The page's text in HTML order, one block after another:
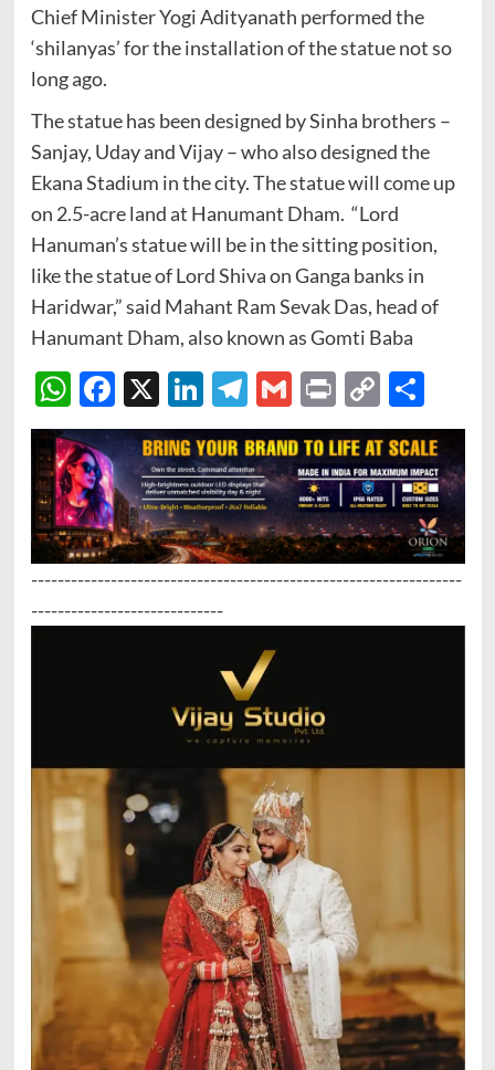
Chief Minister Yogi Adityanath performed the
‘shilanyas’ for the installation of the statue not so
long ago.
The statue has been designed by Sinha brothers –
Sanjay, Uday and Vijay – who also designed the
Ekana Stadium in the city. The statue will come up
on 2.5-acre land at Hanumant Dham. “Lord
Hanuman’s statue will be in the sitting position,
like the statue of Lord Shiva on Ganga banks in
Haridwar,” said Mahant Ram Sevak Das, head of
Hanumant Dham, also known as Gomti Baba
WhatsApp
Facebook
X LinkedIn
Telegram
Gmail
Print
Copy
Link
-----------------------------------------------------------------
-----------------------------